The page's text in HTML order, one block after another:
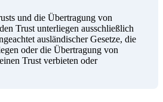
und die Übertragung von
Trust unterliegen ausschließlich
ausländischer Gesetze, die
oder die Übertragung von
Trust verbieten oder